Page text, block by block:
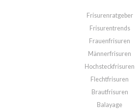
Frisurenratgeber
Frisurentrends
Frauenfrisuren
Männerfrisuren
Hochsteckfrisuren
Flechtfrisuren
Brautfrisuren
Balayage